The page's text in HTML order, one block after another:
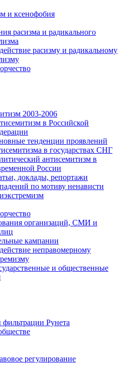
и ксенофобия
расизма и радикального
расизму и радикальному
2003-2006
в Российской
тенденции проявлений
в государствах СНГ
антисемитизм в
России
доклады, репортажи
по мотиву ненависти
организаций, СМИ и
кампании
неправомерному
и общественные
Рунета
регулирование